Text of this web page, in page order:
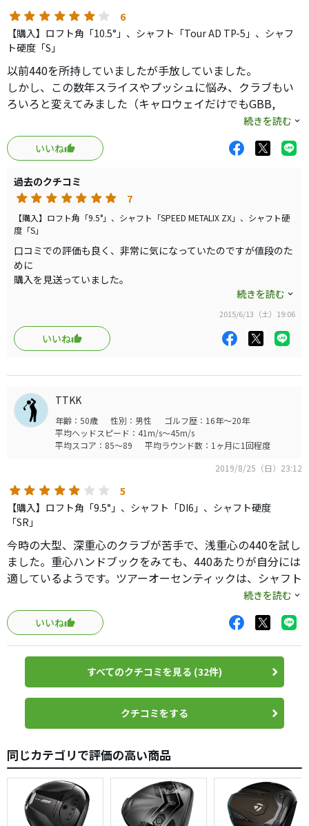
6
【購入】ロフト角「10.5°」、シャフト「Tour AD TP-5」、シャフ
ト硬度「S」
以前440を所持していましたが手放していました。
しかし、この数年スライスやプッシュに悩み、クラブもい
ろいろと変えてみました（キャロウェイだけでもGBB,
基本的には振り遅れており、スイングも見直してました。
その中で、最近のクラブは重心距離が長く、投影面積も大
いのではないかとミニドライバーも考えるようになってい
ました。
そういう中で、ネットで460/Tour AD MJ-5(S)の程度の良い
ものを見つけ、これであれば投影面積も大きくなく、重心
距離も短くて捕まりやすいヘッドとシャフトということで
購入してみました。
これで振り遅れが結構改善され、気分的にも楽になったせ
いか、リズムもよくなり徐々にスイングも変わってきまし
た。
すると時に引っかけも出るので、手持ちのTour AD TP-5(S)
シャフト長が0.25インチ長くなり、バランスがD4.0となり
ました。ヘッドが重いなと思いつつ、試しにと打ってみる
といい球が出ました。
振り遅れからの脱出の手応えを掴みました。
今時の重心距離の長い大型ヘッドで振り遅れに悩んでいる
方は、昔のモデルですがこういう重心距離の短いヘッド
で、見た目には小型に見えるヘッドを試してみるのも良い
飛距離は最新モデルには及びませんが、非常に柔らかな打
感で気持ちよさとスイングを教えてくれるのではないかと
思います。
これに気を良くして、440のヘッドも再度購入してTour AD
MJ-5につけてみました。ヘッドの可変ウェイトを12gにし
たらバランスは約D4.0となりました。捕まりがニュートラ
ルなヘッドと捕まるシャフトの組み合わせで、ストレート
から軽いドローとなり、打感はやはり柔らかくとても気持
ち良いです。
気持ち良く打てている分、飛距離も最新のクラブと遜色な
いようにさえ思えてきます。最近は小型に見えて重心距離の
短いヘッドが少ないので、古いモデルですが、こういうヘ
ッドにハマる方もいると思います。
改めてLegacy Black 2013の良さを実感しました。
続きを読む
いいね
過去のクチコミ
7
【購入】ロフト角「9.5°」、シャフト「SPEED METALIX ZX」、シャフト硬
度「S」
口コミでの評価も良く、非常に気になっていたのですが値段のた
めに
購入を見送っていました。
ふらりと立ち寄ったお店で、お値打ち価格になっていたので、
まずフェースまで黒い小ぶりのブラックヘッドは精悍な感じで
す。
フェースはストレートからややオープンのため
つかまりすぎるイメージはありません。
HS41〜42m/s程度の私であれば、オリジナルシャフトのSでちょ
うど良い感じです。
ボールをうまく捕らえると、打感は柔らかな心地良い感じです
弾き系のような出球となるちょっと不思議な感じがします。
中弾道でいい球が出ます。
今のエースDであるタイトリスト913D2と打ち比べをしてみまし
た。
構えやすさは、大きな丸顔と小ぶりな丸顔、
どちらもフェースがストレートからややオープンと構えやすく好
みの問題かと思います。
打感はどちらもソフトですが、440の方がしっとりとしたソフト
のような感じでより良いように感じました。
許容性については913D2の方があります。440ははずすと打感と
飛距離は一発の飛びは440かと思います。キャリーでは左程変わ
らなくても中弾道の強い球なのでランが稼げる分、440に軍パイ
が上がりそうです。
在庫処分となって非常に安くなっている今は、型落ちにこだわら
なければ買いだと思います。
続きを読む
2015/6/13（土）19:06
いいね
TTKK
年齢：50歳 性別：男性
ゴルフ歴：16年～20年
平均ヘッドスピード：41m/s～45m/s
平均スコア：85～89
平均ラウンド数：1ヶ月に1回程度
2019/8/25（日）23:12
5
【購入】ロフト角「9.5°」、シャフト「DI6」、シャフト硬度
「SR」
今時の大型、深重心のクラブが苦手で、浅重心の440を試し
ました。重心ハンドブックをみても、440あたりが自分には
適しているようです。ツアーオーセンティックは、シャフト
も軽いものまで色々試しましたが、全く歯が立ちませんで
した。440は方向性が第一、コントロールできるので、振り
やすくて飛距離につながると思います。
続きを読む
いいね
すべてのクチコミを見る (32件)
クチコミをする
同じカテゴリで評価の高い商品